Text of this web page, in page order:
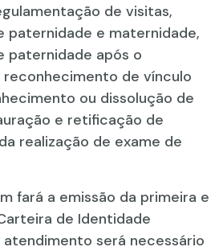
de visitas,
paternidade e maternidade,
paternidade após o
de vínculo
ou dissolução de
e retificação de
realização de exame de
fará a emissão da primeira e
de Identidade
atendimento será necessário